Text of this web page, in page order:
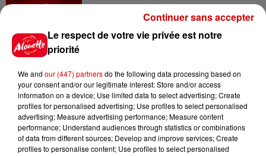
Jeux
Gagnez vos places pour le
Festival du Roi Arthur 2026 !
Le respect de votre vie privée est notre
priorité
We and our (447) partnersdo the following data processing based on
your consent and/or our legitimate interest: Store and/or access
information on a device; Use limited data to select advertising; Create
profiles for personalised advertising; Use profiles to select personalised
advertising; Measure advertising performance; Measure content
performance; Understand audiences through statistics or combinations
of data from different sources; Develop and improve services; Create
profiles to personalise content; Use profiles to select personalised
Continuer sans accepter